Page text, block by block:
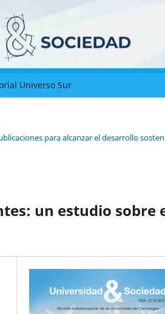
Universo Sur
para alcanzar el desarrollo
un estudio sobre